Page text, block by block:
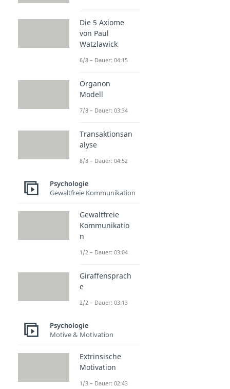
Die 5 Axiome
von Paul
Watzlawick
6/8 – Dauer: 04:15
Organon
Modell
7/8 – Dauer: 03:34
Transaktionsan
alyse
8/8 – Dauer: 04:52
Psychologie
Gewaltfreie Kommunikation
Gewaltfreie
Kommunikatio
n
1/2 – Dauer: 03:04
Giraffensprach
e
2/2 – Dauer: 03:13
Psychologie
Motive & Motivation
Extrinsische
Motivation
1/3 – Dauer: 02:43